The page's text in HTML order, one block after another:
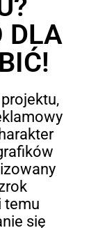
DLA
temu
się